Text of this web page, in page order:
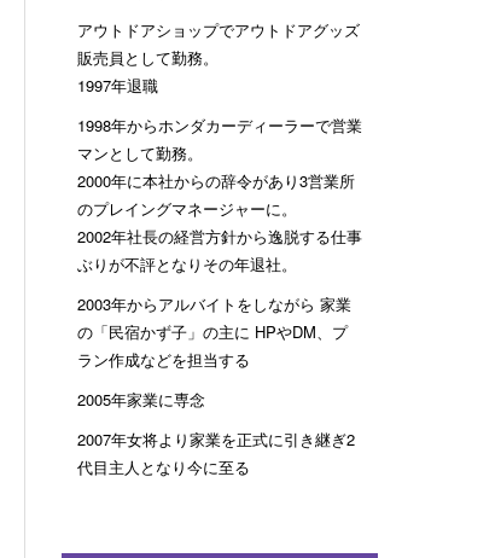
アウトドアショップでアウトドアグッズ
販売員として勤務。
1997年退職
1998年からホンダカーディーラーで営業
マンとして勤務。
2000年に本社からの辞令があり3営業所
のプレイングマネージャーに。
2002年社長の経営方針から逸脱する仕事
ぶりが不評となりその年退社。
2003年からアルバイトをしながら 家業
の「民宿かず子」の主に HPやDM、プ
ラン作成などを担当する
2005年家業に専念
2007年女将より家業を正式に引き継ぎ2
代目主人となり今に至る